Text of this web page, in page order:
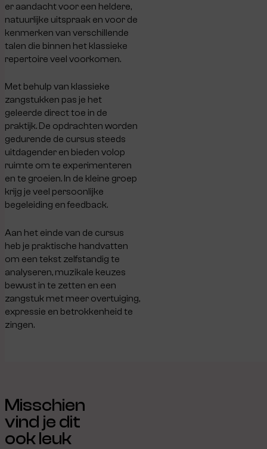
er aandacht voor een heldere,
natuurlijke uitspraak en voor de
kenmerken van verschillende
talen die binnen het klassieke
repertoire veel voorkomen.
Met behulp van klassieke
zangstukken pas je het
geleerde direct toe in de
praktijk. De opdrachten worden
gedurende de cursus steeds
uitdagender en bieden volop
ruimte om te experimenteren
en te groeien. In de kleine groep
krijg je veel persoonlijke
begeleiding en feedback.
Aan het einde van de cursus
heb je praktische handvatten
om een tekst zelfstandig te
analyseren, muzikale keuzes
bewust in te zetten en een
zangstuk met meer overtuiging,
expressie en betrokkenheid te
zingen.
Misschien
vind je dit
ook leuk